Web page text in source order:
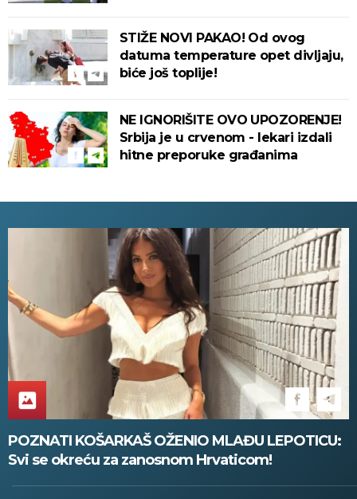
STIŽE NOVI PAKAO! Od ovog
datuma temperature opet divljaju,
biće još toplije!
NE IGNORIŠITE OVO UPOZORENJE!
Srbija je u crvenom - lekari izdali
hitne preporuke građanima
POZNATI KOŠARKAŠ OŽENIO MLAĐU LEPOTICU:
Svi se okreću za zanosnom Hrvaticom!